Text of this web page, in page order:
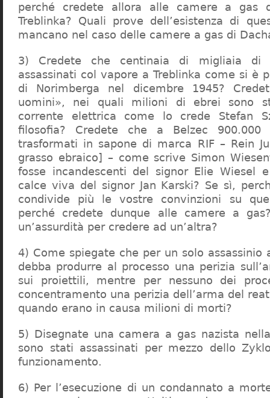
perché credete allora alle camere a gas
Treblinka? Quali prove dell’esistenza di
mancano nel caso delle camere a gas di
3) Credete che centinaia di migliaia di
assassinati col vapore a Treblinka come si è
di Norimberga nel dicembre 1945?
uomini», nei quali milioni di ebrei sono
corrente elettrica come lo crede Stefan
filosofia? Credete che a Belzec
trasformati in sapone di marca RIF – Rein
grasso ebraico] – come scrive Simon
fosse incandescenti del signor Elie Wiesel
calce viva del signor Jan Karski? Se sì,
condivide più le vostre convinzioni su
perché credete dunque alle camere a
un’assurdità per credere ad un’altra?
4) Come spiegate che per un solo assassinio
debba produrre al processo una perizia
sui proiettili, mentre per nessuno dei
concentramento una perizia dell’arma del
quando erano in causa milioni di morti?
5) Disegnate una camera a gas nazista
sono stati assassinati per mezzo dello
funzionamento.
6) Per l’esecuzione di un condannato a